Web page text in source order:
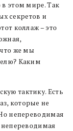
в этом мире. Так
секретов и
коллаж – это
же мы
Каким
тактику. Есть
которые не
непереводимая
непереводимая